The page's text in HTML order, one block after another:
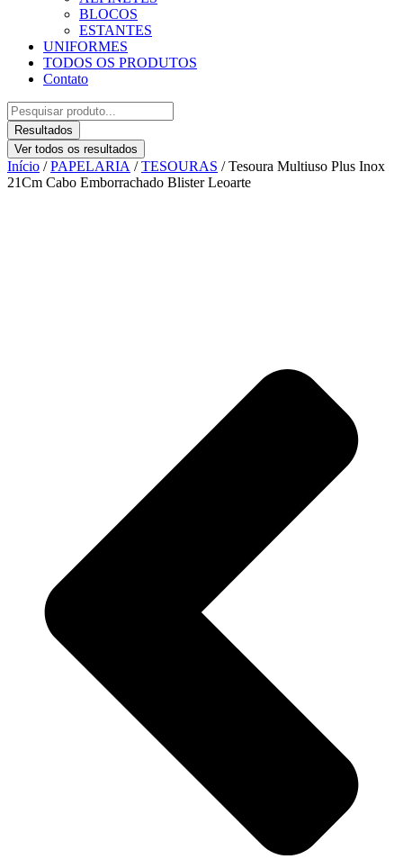
BLOCOS
ESTANTES
UNIFORMES
TODOS OS PRODUTOS
Contato
Pesquisar
...Resultados
Ver todos os resultados
Início /PAPELARIA /TESOURAS / Tesoura Multiuso Plus Inox
21Cm Cabo Emborrachado Blister Leoarte